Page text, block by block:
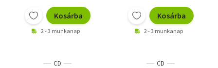
Kosárba
2 - 3 munkanap
Kosárba
2 - 3 munkanap
CD CD